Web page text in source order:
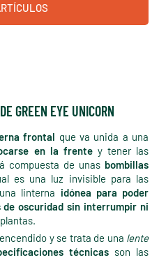
GREEN EYE UNICORN
frontal que va unida a una
en la frentey tener las
compuesta de unas bombillas
es una luz invisible para las
linterna idónea para poder
oscuridad sin interrumpir ni
y se trata de una lente
técnicas son las